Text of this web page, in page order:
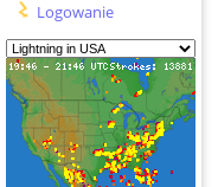
Logowanie